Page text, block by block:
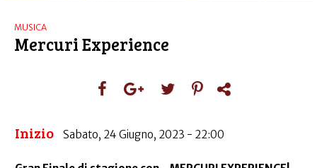
MUSICA
Mercuri Experience
Inizio Sabato, 24 Giugno, 2023 - 22:00